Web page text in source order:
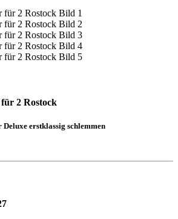
2 Rostock
erstklassig schlemmen